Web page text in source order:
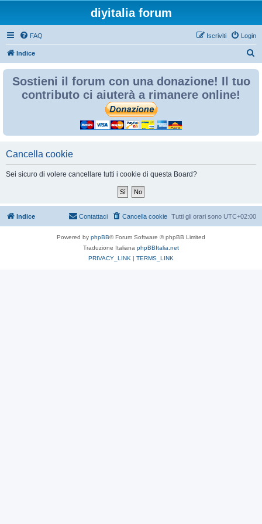
diyitalia forum
FAQ Login
Iscriviti
Indice
Sostieni il forum con una donazione! Il tuo
contributo ci aiuterà a rimanere online!
Cancella cookie
Sei sicuro di volere cancellare tutti i cookie di questa Board?
Indice Tutti gli orari sono UTC+02:00
Cancella cookie
Contattaci
Powered by phpBB® Forum Software © phpBB Limited
Traduzione Italiana phpBBItalia.net
PRIVACY_LINK | TERMS_LINK